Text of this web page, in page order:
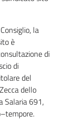
la
è
di
di
del
dello
Salaria 691,